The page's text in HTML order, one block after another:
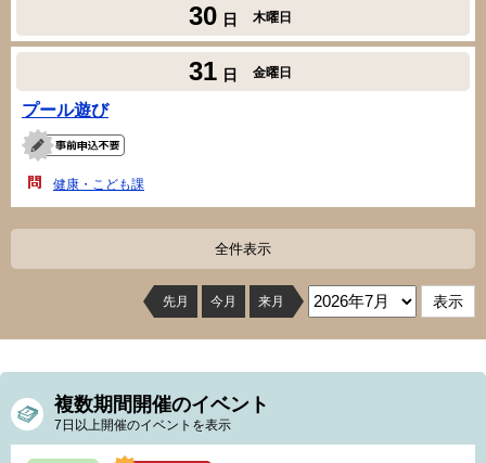
30 日 木曜日
31 日 金曜日
プール遊び
健康・こども課
全件表示
先月 今月 来月
複数期間開催のイベント
7日以上開催のイベントを表示